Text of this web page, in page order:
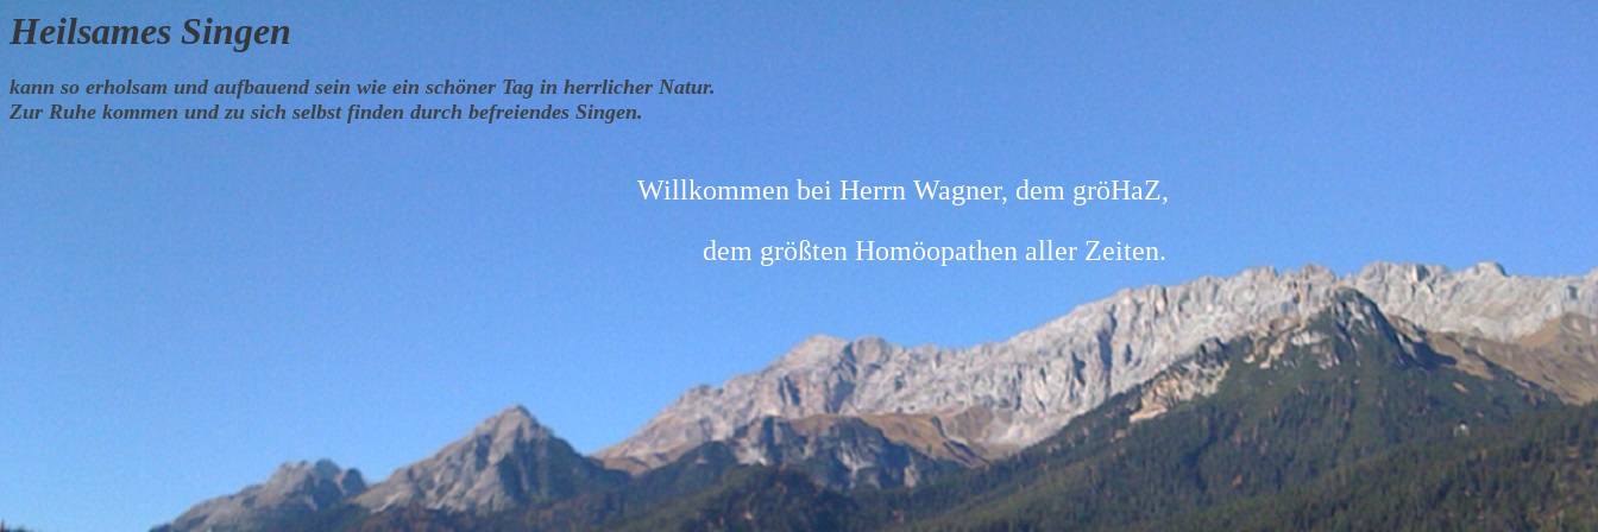
Heilsames Singen
kann so erholsam und aufbauend sein wie ein schöner Tag in herrlicher Natur.
Zur Ruhe kommen und zu sich selbst finden durch befreiendes Singen.
Willkommen bei Herrn Wagner, dem gröHaZ,
dem größten Homöopathen aller Zeiten.